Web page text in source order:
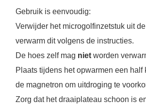
Gebruik is eenvoudig:
Verwijder het microgolfinzetstuk uit
verwarm dit volgens de instructies.
De hoes zelf mag niet worden
Plaats tijdens het opwarmen een half
de magnetron om uitdroging te
Zorg dat het draaiplateau schoon is